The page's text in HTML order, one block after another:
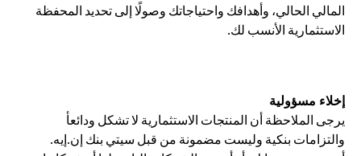
المالي الحالي، وأهدافك واحتياجاتك وصولًا إلى تحديد المحفظة
الاستثمارية الأنسب لك.
إخلاء مسؤولية
يرجى الملاحظة أن المنتجات الاستثمارية لا تشكل ودائعأ
والتزامات بنكية وليست مضمونة من قبل سيتي بنك إن.إيه.